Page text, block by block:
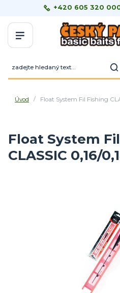
+420 605 320
Úvod Float System Fil Fishing
Float System
CLASSIC 0,16/